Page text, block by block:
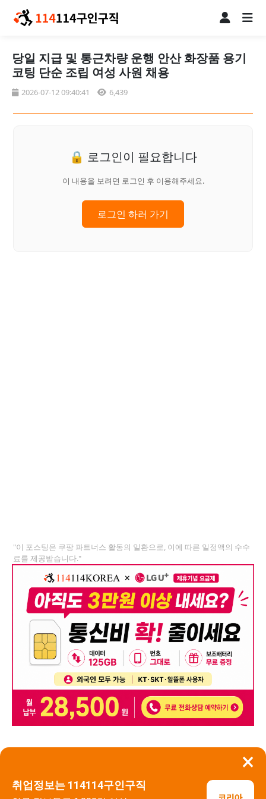
×
취업정보는 114114구인구직
당일 지급 및 통근차량 운행 안산 화장품 용기
코팅 단순 조립 여성 사원 채용
2026-07-12 09:40:41 6,439
🔒 로그인이 필요합니다
이 내용을 보려면 로그인 후 이용해주세요.
로그인 하러 가기
"이 포스팅은 쿠팡 파트너스 활동의 일환으로, 이에 따른 일정액의 수수
료를 제공받습니다."